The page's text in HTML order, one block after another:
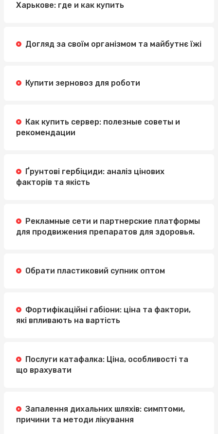
Харькове: где и как купить
Догляд за своїм організмом та майбутнє їжі
Купити зерновоз для роботи
Как купить сервер: полезные советы и
рекомендации
Ґрунтові гербіциди: аналіз цінових
факторів та якість
Рекламные сети и партнерские платформы
для продвижения препаратов для здоровья.
Обрати пластиковий супник оптом
Фортифікаційні габіони: ціна та фактори,
які впливають на вартість
Послуги катафалка: Ціна, особливості та
що врахувати
Запалення дихальних шляхів: симптоми,
причини та методи лікування